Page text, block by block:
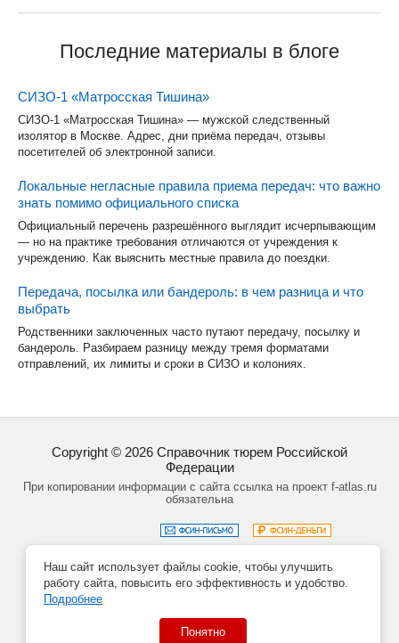
Последние материалы в блоге
СИЗО-1 «Матросская Тишина»
СИЗО-1 «Матросская Тишина» — мужской следственный
изолятор в Москве. Адрес, дни приёма передач, отзывы
посетителей об электронной записи.
Локальные негласные правила приема передач: что важно
знать помимо официального списка
Официальный перечень разрешённого выглядит исчерпывающим
— но на практике требования отличаются от учреждения к
учреждению. Как выяснить местные правила до поездки.
Передача, посылка или бандероль: в чем разница и что
выбрать
Родственники заключенных часто путают передачу, посылку и
бандероль. Разбираем разницу между тремя форматами
отправлений, их лимиты и сроки в СИЗО и колониях.
Copyright © 2026 Справочник тюрем Российской
Федерации
При копировании информации с сайта ссылка на проект f-atlas.ru
обязательна
Задать вопрос Политика обработки данных
Данный сайт не является официальным сайтом учреждений
Наш сайт использует файлы cookie, чтобы улучшить
работу сайта, повысить его эффективность и удобство.
Подробнее
Понятно